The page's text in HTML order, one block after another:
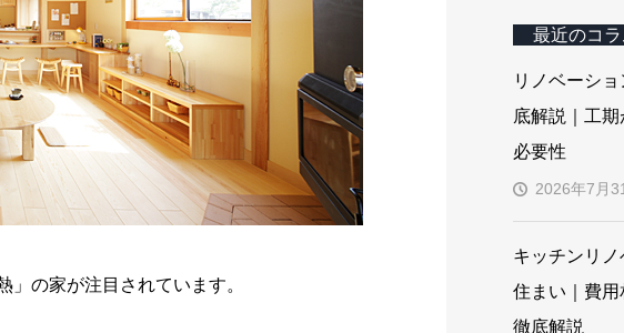
の家が注目されています。
最近のコ
リノベーシ
底解説｜工
必要性
2026年7月
キッチンリ
住まい｜費
徹底解説